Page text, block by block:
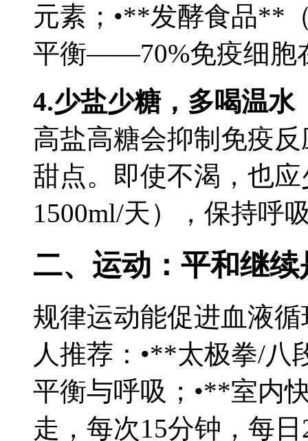
元素；•**发酵食品**
平衡——70%免疫细胞
4.少盐少糖，多喝温水
高盐高糖会抑制免疫
甜点。即使不渴，也
1500ml/天），保持呼
二、运动：平和继续
规律运动能促进血液
人推荐：•**太极拳/八
平衡与呼吸；•**室内
走，每次15分钟，每